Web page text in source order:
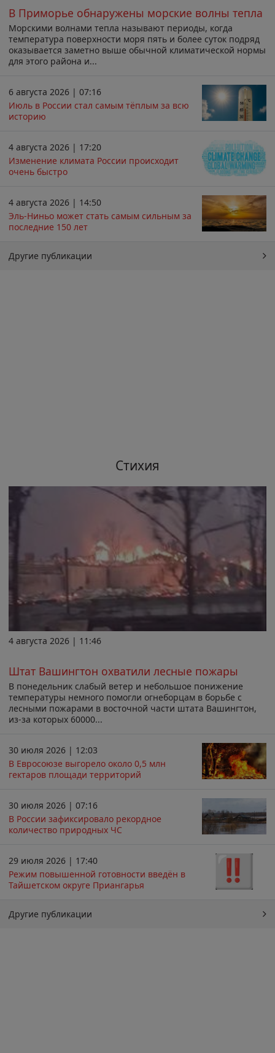
В Приморье обнаружены морские волны тепла
Морскими волнами тепла называют периоды, когда
температура поверхности моря пять и более суток подряд
оказывается заметно выше обычной климатической нормы
для этого района и...
6 августа 2026 | 07:16
Июль в России стал самым тёплым за всю
историю
4 августа 2026 | 17:20
Изменение климата России происходит
очень быстро
4 августа 2026 | 14:50
Эль-Ниньо может стать самым сильным за
последние 150 лет
Другие публикации
Стихия
4 августа 2026 | 11:46
Штат Вашингтон охватили лесные пожары
В понедельник слабый ветер и небольшое понижение
температуры немного помогли огнеборцам в борьбе с
лесными пожарами в восточной части штата Вашингтон,
из-за которых 60000...
30 июля 2026 | 12:03
В Евросоюзе выгорело около 0,5 млн
гектаров площади территорий
30 июля 2026 | 07:16
В России зафиксировало рекордное
количество природных ЧС
29 июля 2026 | 17:40
Режим повышенной готовности введён в
Тайшетском округе Приангарья
Другие публикации